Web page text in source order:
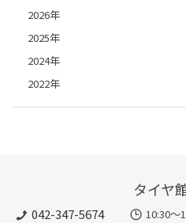
2026年
2025年
2024年
2022年
タイヤ
042-347-5674
10:30～